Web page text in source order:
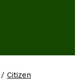
/ Citizen